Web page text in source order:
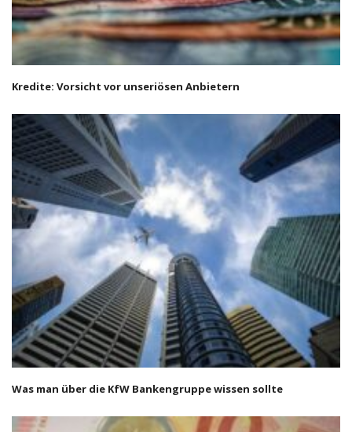
Kredite: Vorsicht vor unseriösen Anbietern
Was man über die KfW Bankengruppe wissen sollte